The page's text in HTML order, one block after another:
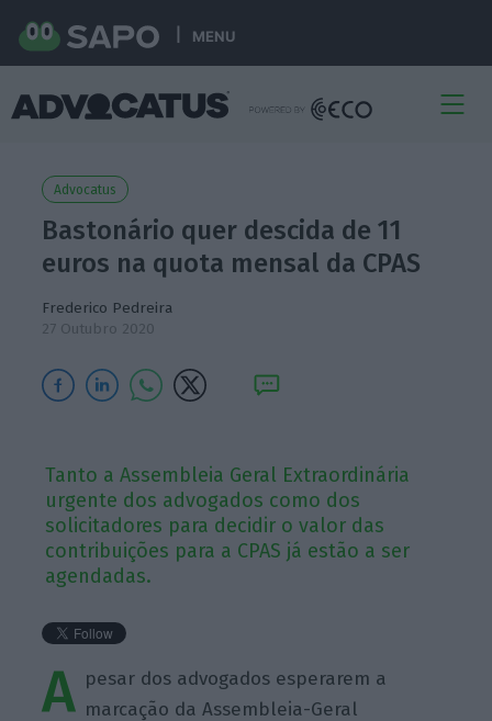
MENU
Advocatus
Bastonário quer descida de 11
euros na quota mensal da CPAS
Frederico Pedreira
27 Outubro 2020
Tanto a Assembleia Geral Extraordinária
urgente dos advogados como dos
solicitadores para decidir o valor das
contribuições para a CPAS já estão a ser
agendadas.
A pesar dos advogados esperarem a
marcação da Assembleia-Geral